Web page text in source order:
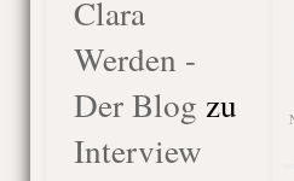
Clara
Werden -
Der Blog zu
Interview